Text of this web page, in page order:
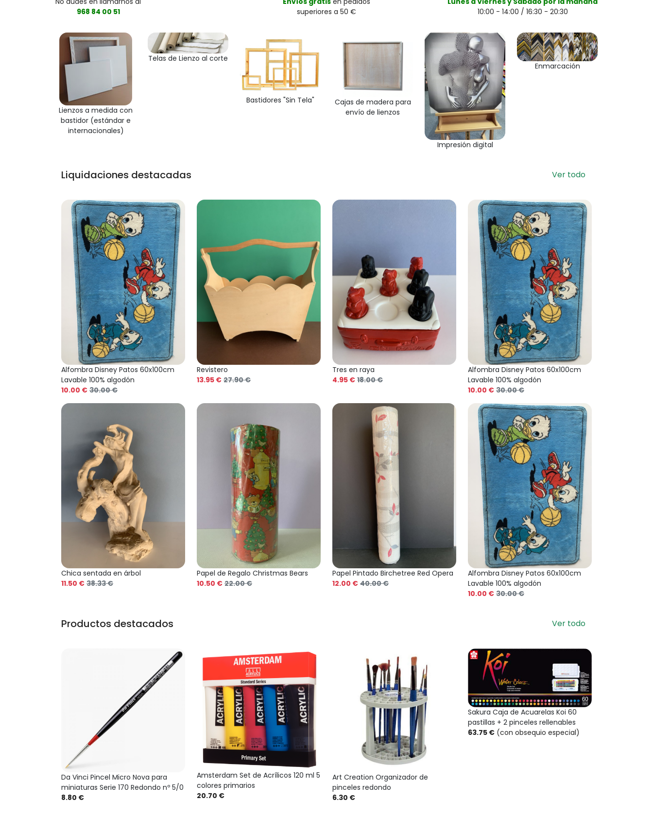
968 84 00 51
superiores a 50 €
10:00 - 14:00 / 16:30 - 20:30
Lienzos a medida con
bastidor (estándar e
internacionales)
Telas de Lienzo al corte
Bastidores "Sin Tela"
Cajas de madera para
envío de lienzos
Impresión digital
Enmarcación
Liquidaciones destacadas Ver todo
Alfombra Disney Patos 60x100cm
Lavable 100% algodón
10.00 € 30.00 €
Revistero
13.95 € 27.90 €
Tres en raya
4.95 € 18.00 €
Alfombra Disney Patos 60x100cm
Lavable 100% algodón
10.00 € 30.00 €
Chica sentada en árbol
11.50 € 38.33 €
Papel de Regalo Christmas Bears
10.50 € 22.00 €
Papel Pintado Birchetree Red Opera
12.00 € 40.00 €
Alfombra Disney Patos 60x100cm
Lavable 100% algodón
10.00 € 30.00 €
Productos destacados Ver todo
Da Vinci Pincel Micro Nova para
miniaturas Serie 170 Redondo nº 5/0
8.80 €
Amsterdam Set de Acrílicos 120 ml 5
colores primarios
20.70 €
Art Creation Organizador de
pinceles redondo
6.30 €
Sakura Caja de Acuarelas Koi 60
pastillas + 2 pinceles rellenables
63.75 € (con obsequio especial)